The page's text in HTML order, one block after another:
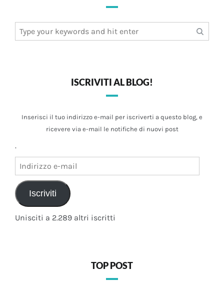
for:
ISCRIVITI AL BLOG!
Inserisci il tuo indirizzo e-mail per iscriverti a questo blog, e
ricevere via e-mail le notifiche di nuovi post
.
mail
Iscriviti
Unisciti a 2.289 altri iscritti
TOP POST